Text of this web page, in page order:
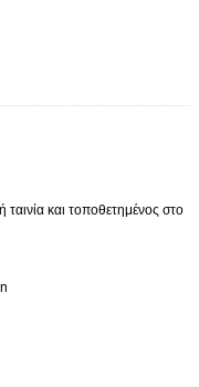
ταινία και τοποθετημένος στο